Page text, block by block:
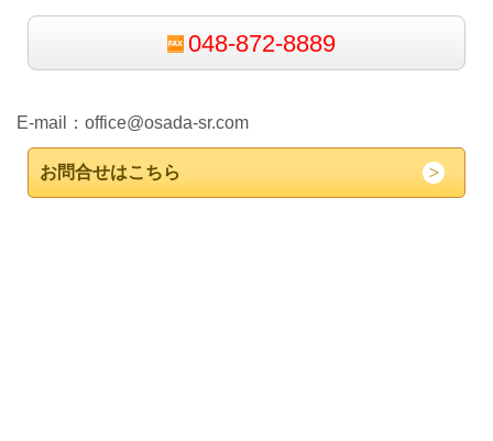
048-872-8889
E-mail： office@osada-sr.com
お問合せはこちら